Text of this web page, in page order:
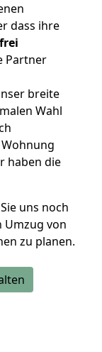
dass ihre
Partner
breite
Wahl
haben die
uns noch
Umzug von
zu planen.